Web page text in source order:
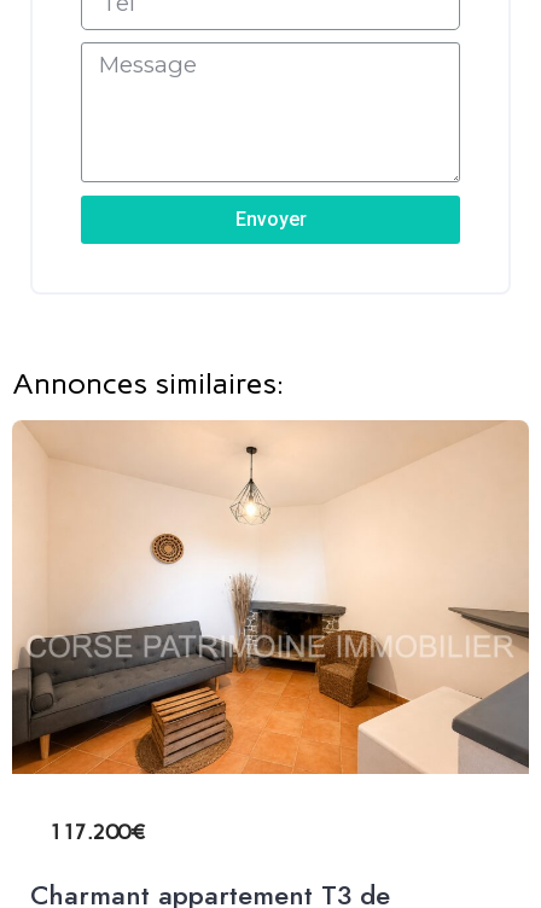
Envoyer
Annonces similaires:
117.200€
Charmant appartement T3 de